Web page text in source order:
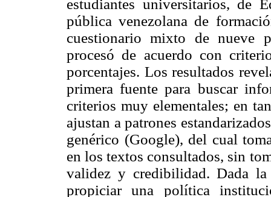
estudiantes universitarios, de
pública venezolana de
cuestionario mixto de nueve
procesó de acuerdo con
porcentajes. Los resultados
primera fuente para buscar
criterios muy elementales; en
ajustan a patrones
genérico (Google), del cual
en los textos consultados, sin
validez y credibilidad.Dada la
propiciar una política